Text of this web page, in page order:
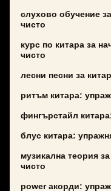
слухово обучение
чисто
курс по китара за
чисто
лесни песни за
ритъм китара:
фингърстайл
блус китара:
музикална теория
чисто
power акорди: